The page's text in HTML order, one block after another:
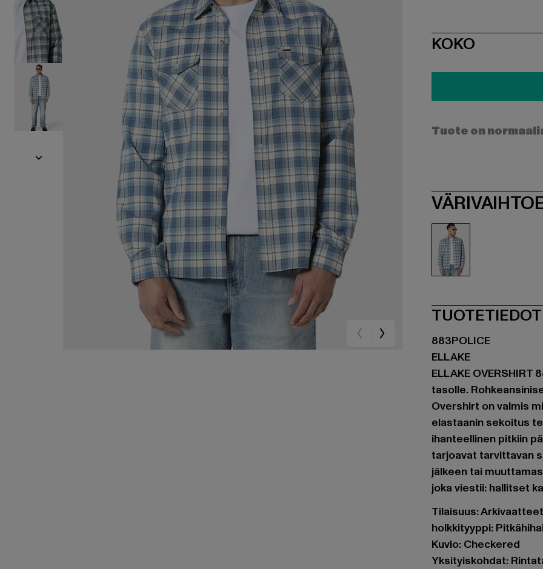
SIZE
KOKO
Tuote on
TUOTETIEDOT
883POLICE
ELLAKE
ELLAKE
tasolle.
Overshirt on valmis
elastaanin sekoitus
ihanteellinen pitkiin
tarjoavat tarvittavan
jälkeen tai
joka viestii: hallitset
Tilaisuus: Arkivaatteet
holkkityyppi:
Kuvio: Checkered
Yksityiskohdat: